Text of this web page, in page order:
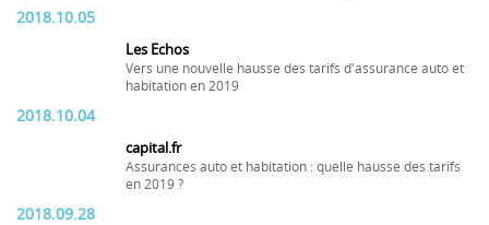
2018.10.05
Les Echos
Vers une nouvelle hausse des tarifs d'assurance auto et
habitation en 2019
2018.10.04
capital.fr
Assurances auto et habitation : quelle hausse des tarifs
en 2019 ?
2018.09.28